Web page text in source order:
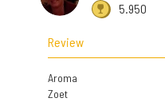
5.950
Review
Aroma
Zoet